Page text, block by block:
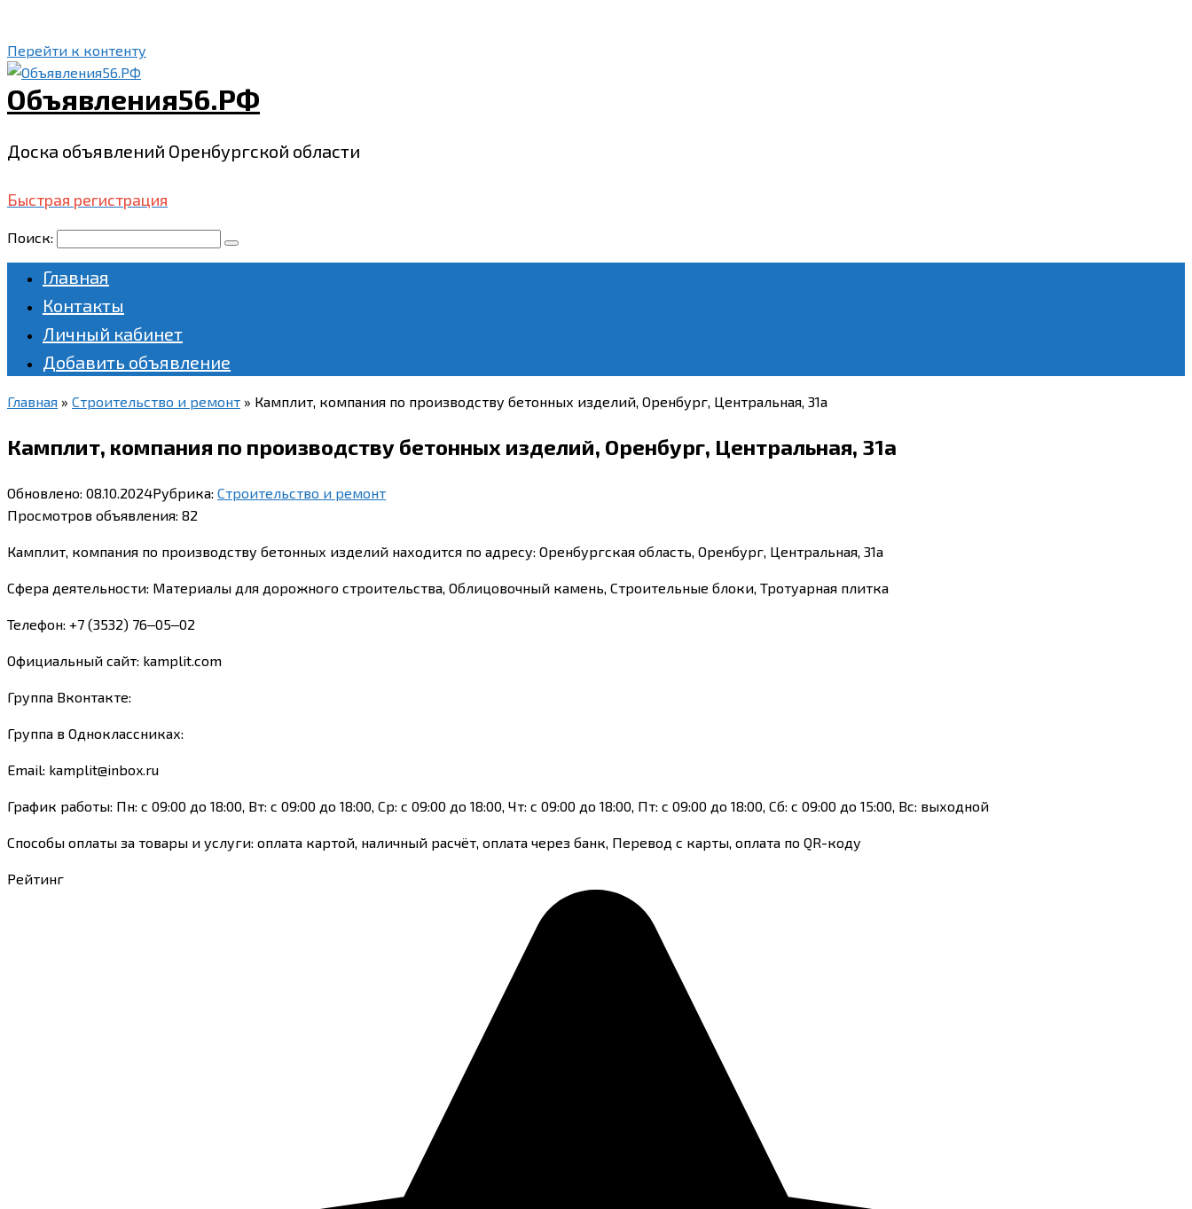
Перейти к контенту
Объявления56.РФ
Доска объявлений Оренбургской области
Быстрая регистрация
Поиск:
Главная
Контакты
Личный кабинет
Добавить объявление
Главная » Строительство и ремонт » Камплит, компания по производству бетонных изделий, Оренбург, Центральная, 31а
Камплит, компания по производству бетонных изделий, Оренбург, Центральная, 31а
Обновлено: 08.10.2024Рубрика: Строительство и ремонт
Просмотров объявления: 82
Камплит, компания по производству бетонных изделий находится по адресу: Оренбургская область, Оренбург, Центральная, 31а
Сфера деятельности: Материалы для дорожного строительства, Облицовочный камень, Строительные блоки, Тротуарная плитка
Телефон: +7 (3532) 76‒05‒02
Официальный сайт: kamplit.com
Группа Вконтакте:
Группа в Одноклассниках:
Email: kamplit@inbox.ru
График работы: Пн: с 09:00 до 18:00, Вт: с 09:00 до 18:00, Ср: с 09:00 до 18:00, Чт: с 09:00 до 18:00, Пт: с 09:00 до 18:00, Сб: с 09:00 до 15:00, Вс: выходной
Способы оплаты за товары и услуги: оплата картой, наличный расчёт, оплата через банк, Перевод с карты, оплата по QR-коду
Рейтинг